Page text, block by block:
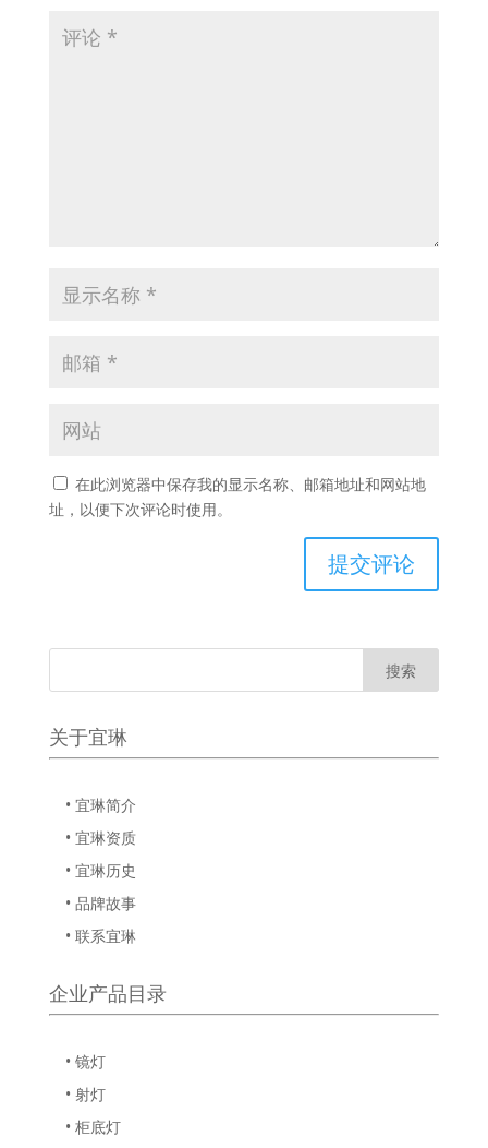
在此浏览器中保存我的显示名称、邮箱地址和网站地
址，以便下次评论时使用。
关于宜琳
• 宜琳简介
• 宜琳资质
• 宜琳历史
• 品牌故事
• 联系宜琳
企业产品目录
• 镜灯
• 射灯
• 柜底灯